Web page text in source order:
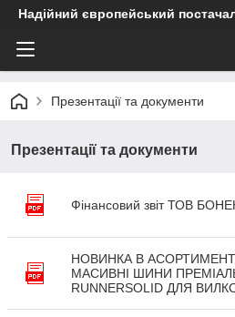
Надійний європейський
Презентації та документи
Презентації та документи
Фінансовий звіт ТОВ
НОВИНКА В
МАСИВНІ ШИНИ
RUNNERSOLID ДЛЯ